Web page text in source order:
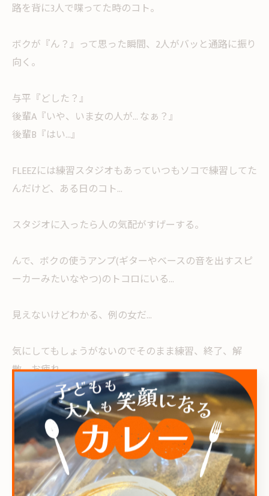
路を背に3人で喋ってた時のコト。
ボクが『ん？』って思った瞬間、2人がバッと通路に振り
向く。
与平『どした？』
後輩A『いや、いま女の人が... なぁ？』
後輩B『はい...』
FLEEZには練習スタジオもあっていつもソコで練習してた
んだけど、ある日のコト...
スタジオに入ったら人の気配がすげーする。
んで、ボクの使うアンプ(ギターやベースの音を出すスピ
ーカーみたいなやつ)のトコロにいる...
見えないけどわかる、例の女だ...
気にしてもしょうがないのでそのまま練習、終了、解
散、お疲れ。
その後 家に着くと何故か人の気配がする...
当時1Kのアパートに住んでたんだけど、ベットの奥、壁
際に気配が...